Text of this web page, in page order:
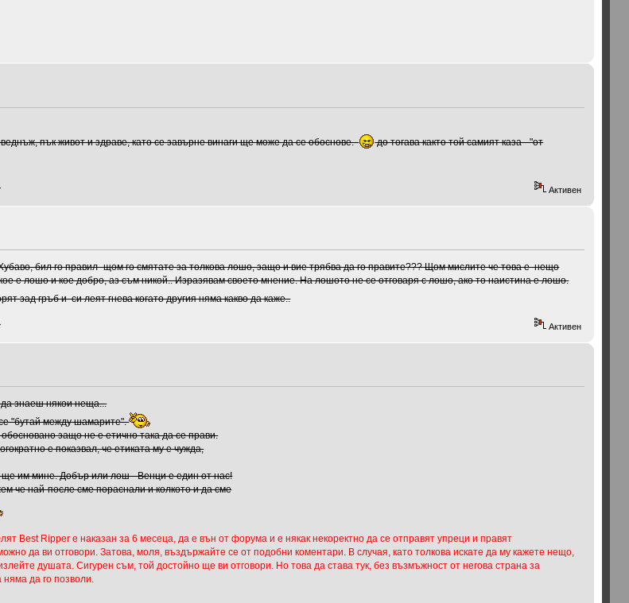
пък живот и здраве, като се завърне винаги ще може да се обоснове.
до тогава както той самият каза - "от
Активен
бил го правил- щом го смятате за толкова лошо, защо и вие трябва да го правите??? Щом мислите че това е нещо
е лошо и кое добро, аз съм никой.. Изразявам своето мнение. На лошото не се отговаря с лошо, ако то наистина е лошо.
зад гръб и си леят гнева когато другия няма какво да каже..
Активен
знаеш някои неща...
"бутай между шамарите".
защо не е етично така да се прави.
е показвал, че етиката му е чужда,
им мине. Добър или лош - Венци е един от нас!
че най-после сме пораснали и колкото и да сме
Best Ripper е наказан за 6 месеца, да е вън от форума и е някак некоректно да се отправят упреци и правят
да ви отговори. Затова, моля, въздържайте се от подобни коментари. В случая, като толкова искате да му кажете нещо,
душата. Сигурен съм, той достойно ще ви отговори. Но това да става тук, без възмъжност от негова страна за
да го позволи.